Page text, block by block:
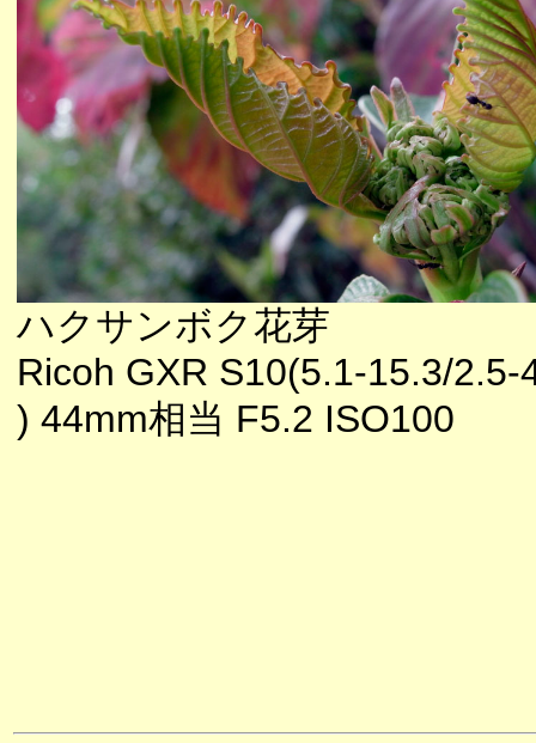
ハクサンボク花芽
Ricoh GXR S10(5.1-15.3/2.5-
) 44mm相当 F5.2 ISO100